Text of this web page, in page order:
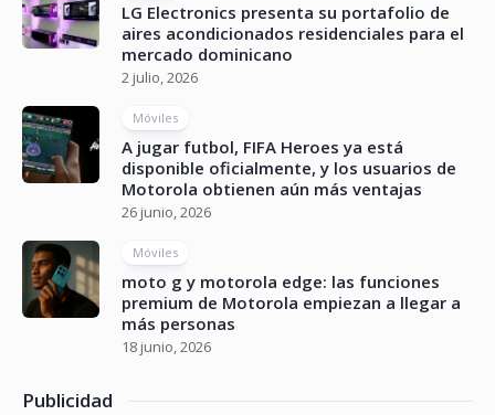
LG Electronics presenta su portafolio de
aires acondicionados residenciales para el
mercado dominicano
2 julio, 2026
Móviles
A jugar futbol, FIFA Heroes ya está
disponible oficialmente, y los usuarios de
Motorola obtienen aún más ventajas
26 junio, 2026
Móviles
moto g y motorola edge: las funciones
premium de Motorola empiezan a llegar a
más personas
18 junio, 2026
Publicidad